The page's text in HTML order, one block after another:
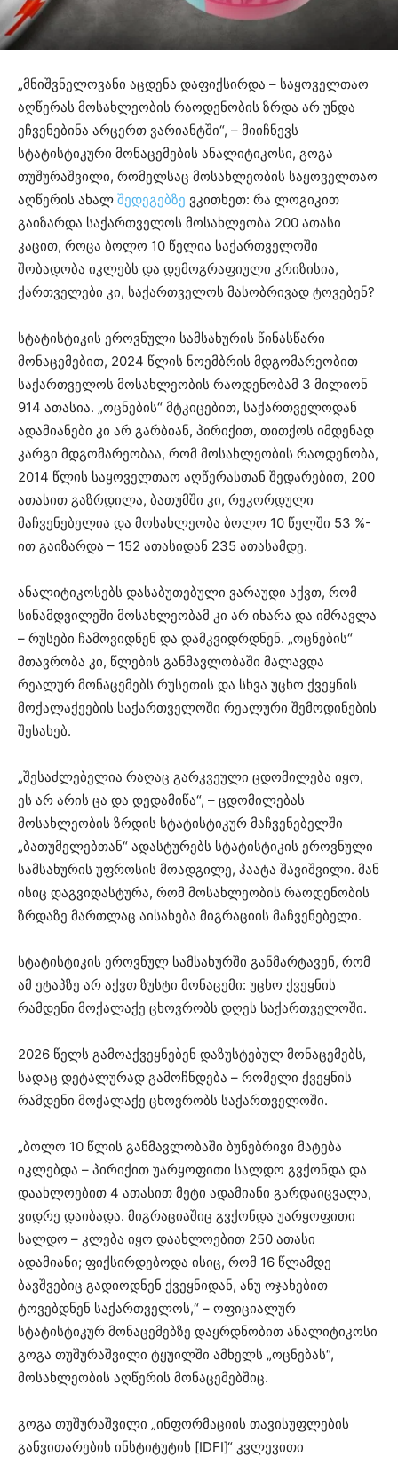
„მნიშვნელოვანი აცდენა დაფიქსირდა – საყოველთაო
აღწერას მოსახლეობის რაოდენობის ზრდა არ უნდა
ეჩვენებინა არცერთ ვარიანტში“, – მიიჩნევს
სტატისტიკური მონაცემების ანალიტიკოსი, გოგა
თუშურაშვილი, რომელსაც მოსახლეობის საყოველთაო
აღწერის ახალ შედეგებზე ვკითხეთ: რა ლოგიკით
გაიზარდა საქართველოს მოსახლეობა 200 ათასი
კაცით, როცა ბოლო 10 წელია საქართველოში
შობადობა იკლებს და დემოგრაფიული კრიზისია,
ქართველები კი, საქართველოს მასობრივად ტოვებენ?
სტატისტიკის ეროვნული სამსახურის წინასწარი
მონაცემებით, 2024 წლის ნოემბრის მდგომარეობით
საქართველოს მოსახლეობის რაოდენობამ 3 მილიონ
914 ათასია. „ოცნების“ მტკიცებით, საქართველოდან
ადამიანები კი არ გარბიან, პირიქით, თითქოს იმდენად
კარგი მდგომარეობაა, რომ მოსახლეობის რაოდენობა,
2014 წლის საყოველთაო აღწერასთან შედარებით, 200
ათასით გაზრდილა, ბათუმში კი, რეკორდული
მაჩვენებელია და მოსახლეობა ბოლო 10 წელში 53 %-
ით გაიზარდა – 152 ათასიდან 235 ათასამდე.
ანალიტიკოსებს დასაბუთებული ვარაუდი აქვთ, რომ
სინამდვილეში მოსახლეობამ კი არ იხარა და იმრავლა
– რუსები ჩამოვიდნენ და დამკვიდრდნენ. „ოცნების“
მთავრობა კი, წლების განმავლობაში მალავდა
რეალურ მონაცემებს რუსეთის და სხვა უცხო ქვეყნის
მოქალაქეების საქართველოში რეალური შემოდინების
შესახებ.
„შესაძლებელია რაღაც გარკვეული ცდომილება იყო,
ეს არ არის ცა და დედამიწა“, – ცდომილებას
მოსახლეობის ზრდის სტატისტიკურ მაჩვენებელში
„ბათუმელებთან“ ადასტურებს სტატისტიკის ეროვნული
სამსახურის უფროსის მოადგილე, პაატა შავიშვილი. მან
ისიც დაგვიდასტურა, რომ მოსახლეობის რაოდენობის
ზრდაზე მართლაც აისახება მიგრაციის მაჩვენებელი.
სტატისტიკის ეროვნულ სამსახურში განმარტავენ, რომ
ამ ეტაპზე არ აქვთ ზუსტი მონაცემი: უცხო ქვეყნის
რამდენი მოქალაქე ცხოვრობს დღეს საქართველოში.
2026 წელს გამოაქვეყნებენ დაზუსტებულ მონაცემებს,
სადაც დეტალურად გამოჩნდება – რომელი ქვეყნის
რამდენი მოქალაქე ცხოვრობს საქართველოში.
„ბოლო 10 წლის განმავლობაში ბუნებრივი მატება
იკლებდა – პირიქით უარყოფითი სალდო გვქონდა და
დაახლოებით 4 ათასით მეტი ადამიანი გარდაიცვალა,
ვიდრე დაიბადა. მიგრაციაშიც გვქონდა უარყოფითი
სალდო – კლება იყო დაახლოებით 250 ათასი
ადამიანი; ფიქსირდებოდა ისიც, რომ 16 წლამდე
ბავშვებიც გადიოდნენ ქვეყნიდან, ანუ ოჯახებით
ტოვებდნენ საქართველოს,“ – ოფიციალურ
სტატისტიკურ მონაცემებზე დაყრდნობით ანალიტიკოსი
გოგა თუშურაშვილი ტყუილში ამხელს „ოცნებას“,
მოსახლეობის აღწერის მონაცემებშიც.
გოგა თუშურაშვილი „ინფორმაციის თავისუფლების
განვითარების ინსტიტუტის [IDFI]“ კვლევითი